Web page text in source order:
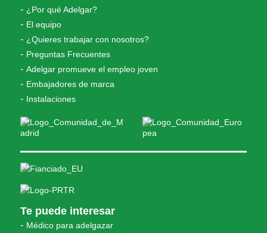
¿Por qué Adelgar?
El equipo
¿Quieres trabajar con nosotros?
Preguntas Frecuentes
Adelgar promueve el empleo joven
Embajadores de marca
Instalaciones
Te puede interesar
Médico para adelgazar